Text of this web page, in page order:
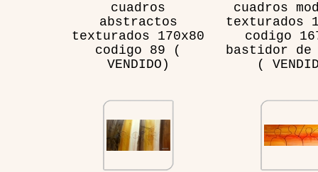
cuadros
abstractos
texturados 170x80
codigo 89 (
VENDIDO)
cuadros
texturados
codigo
bastidor de
(